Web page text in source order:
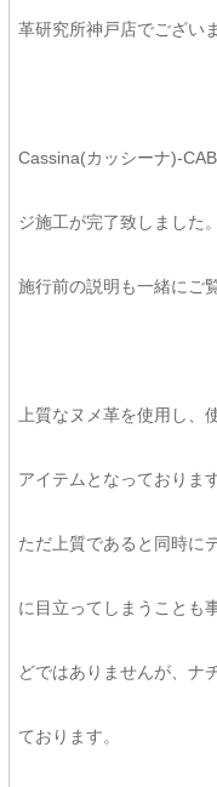
革研究所神戸店でござい
Cassina(カッシーナ)-
ジ施工が完了致しました。
施行前の説明も一緒にご
上質なヌメ革を使用し、
アイテムとなっております
ただ上質であると同時に
に目立ってしまうことも
どではありませんが、ナ
ております。